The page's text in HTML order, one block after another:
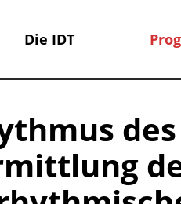
Die IDT